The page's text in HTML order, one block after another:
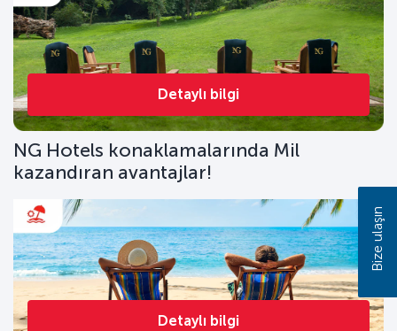
Detaylı bilgi
NG Hotels konaklamalarında Mil
kazandıran avantajlar!
Detaylı bilgi
Bize ulaşın